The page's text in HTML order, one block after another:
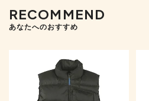
RECOMMEND
あなたへのおすすめ